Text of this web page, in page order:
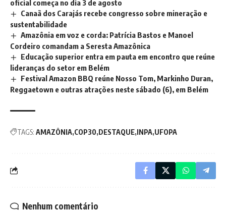
oficial começa no dia 3 de agosto
Canaã dos Carajás recebe congresso sobre mineração e
sustentabilidade
Amazônia em voz e corda: Patrícia Bastos e Manoel
Cordeiro comandam a Seresta Amazônica
Educação superior entra em pauta em encontro que reúne
lideranças do setor em Belém
Festival Amazon BBQ reúne Nosso Tom, Markinho Duran,
Reggaetown e outras atrações neste sábado (6), em Belém
TAGS: AMAZÔNIA COP30 DESTAQUE INPA UFOPA
Nenhum comentário